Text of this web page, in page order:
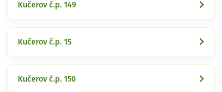
Kučerov č.p. 149
Kučerov č.p. 15
Kučerov č.p. 150